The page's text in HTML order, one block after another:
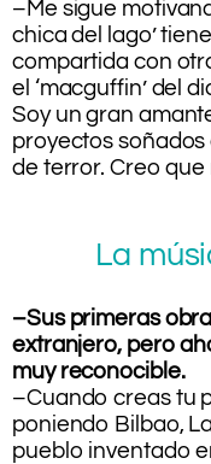
–Me sigue
chica del lago’
compartida con
el ‘macguffin’ del
Soy un gran
proyectos
de terror. Creo
La
–Sus primeras
extranjero, pero
muy reconocible.
–Cuando creas tu
poniendo Bilbao,
pueblo inventado